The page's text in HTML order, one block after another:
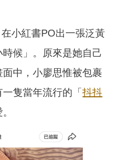
小紅書PO出一張泛黃
候」。原來是她自己
中，小廖思惟被包裹
隻當年流行的「抖抖